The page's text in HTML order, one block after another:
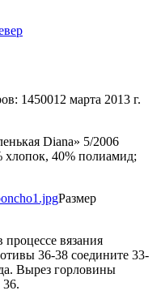
1450012 марта 2013 г.
Diana» 5/2006
хлопок, 40% полиамид;
Размер
вязания
36-38 соедините 33-
Вырез горловины
36.